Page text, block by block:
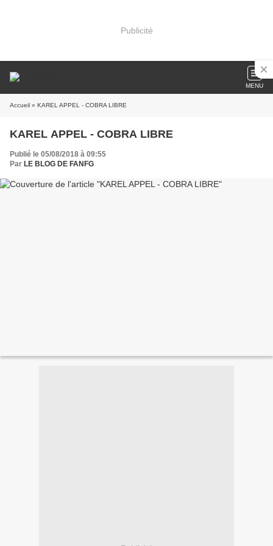
Publicité
MENU
Accueil » KAREL APPEL - COBRA LIBRE
KAREL APPEL - COBRA LIBRE
Publié le 05/08/2018 à 09:55
Par LE BLOG DE FANFG